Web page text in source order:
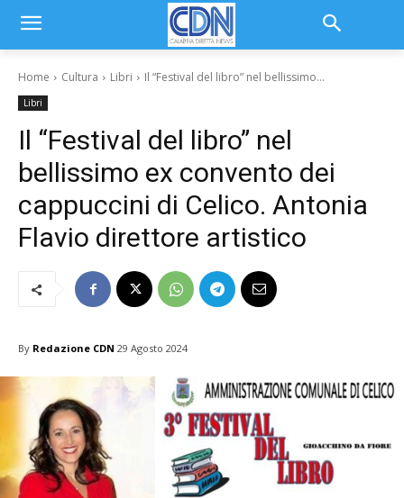
Home Cultura Libri Il “Festival del libro” nel bellissimo...
Libri
Il “Festival del libro” nel
bellissimo ex convento dei
cappuccini di Celico. Antonia
Flavio direttore artistico
By Redazione CDN 29 Agosto 2024